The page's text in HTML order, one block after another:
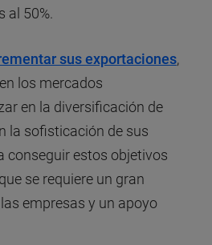
al 50%.
sus exportaciones,
los mercados
en la diversificación de
la sofisticación de sus
conseguir estos objetivos
se requiere un gran
empresas y un apoyo